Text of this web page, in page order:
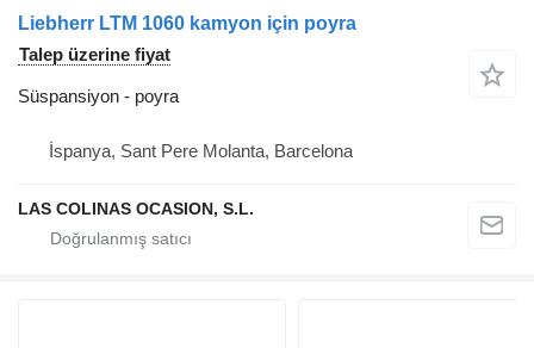
Liebherr LTM 1060 kamyon için poyra
Talep üzerine fiyat
Süspansiyon - poyra
İspanya, Sant Pere Molanta, Barcelona
LAS COLINAS OCASION, S.L.